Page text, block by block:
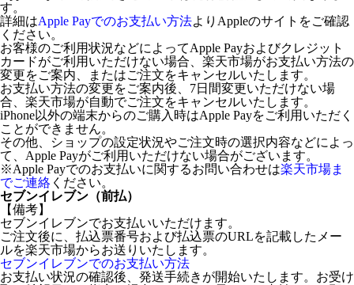
す。
詳細はApple Payでのお支払い方法よりAppleのサイトをご確認
ください。
お客様のご利用状況などによってApple Payおよびクレジット
カードがご利用いただけない場合、楽天市場がお支払い方法の
変更をご案内、またはご注文をキャンセルいたします。
お支払い方法の変更をご案内後、7日間変更いただけない場
合、楽天市場が自動でご注文をキャンセルいたします。
iPhone以外の端末からのご購入時はApple Payをご利用いただく
ことができません。
その他、ショップの設定状況やご注文時の選択内容などによっ
て、Apple Payがご利用いただけない場合がございます。
※Apple Payでのお支払いに関するお問い合わせは楽天市場ま
でご連絡 ください。
セブンイレブン（前払）
【備考】
セブンイレブンでお支払いいただけます。
ご注文後に、払込票番号および払込票のURLを記載したメー
ルを楽天市場からお送りいたします。
セブンイレブンでのお支払い方法
お支払い状況の確認後、発送手続きが開始いたします。お受け